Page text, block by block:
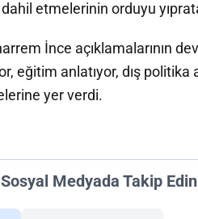
etmelerinin orduyu
İnce açıklamalarının
eğitim anlatıyor, dış politika
yer verdi.
Medyada Takip